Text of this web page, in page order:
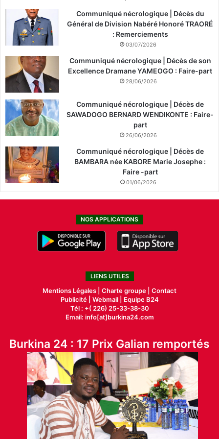
Communiqué nécrologique | Décès du
Général de Division Nabéré Honoré TRAORÉ
: Remerciements
03/07/2026
Communiqué nécrologique | Décès de son
Excellence Dramane YAMEOGO : Faire-part
28/06/2026
Communiqué nécrologique | Décès de
SAWADOGO BERNARD WENDIKONTE : Faire-
part
26/06/2026
Communiqué nécrologique | Décès de
BAMBARA née KABORE Marie Josephe :
Faire -part
01/06/2026
NOS APPLICATIONS
LIENS UTILES
Mentions Légales | Charte groupe | Contact
Publicité| Webmail |
Equipe B24
Tél : +( 226) 25-33-38-30
Email: info[at]burkina24.com
Burkina 24 : 17 Prix Galian remportés